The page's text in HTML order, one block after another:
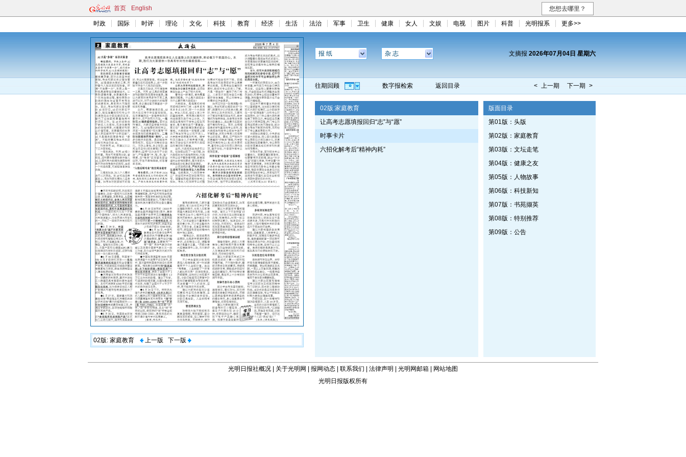
首页 English 您想去哪里？
时政 国际 时评 理论 文化 科技 教育 经济 生活 法治 军事 卫生 健康 女人 文娱 电视 图片 科普 光明报系 更多>>
02版: 家庭教育 上一版 下一版
报 纸 杂 志 文摘报 2026年07月04日 星期六
往期回顾 数字报检索 返回目录 < 上一期 下一期 >
02版:家庭教育
让高考志愿填报回归“志”与“愿”
时事卡片
六招化解考后“精神内耗”
版面目录
第01版：头版
第02版：家庭教育
第03版：文坛走笔
第04版：健康之友
第05版：人物故事
第06版：科技新知
第07版：书苑撷英
第08版：特别推荐
第09版：公告
光明日报社概况 关于光明网 报网动态 联系我们 法律声明 光明网邮箱
网站地图
光明日报版权所有